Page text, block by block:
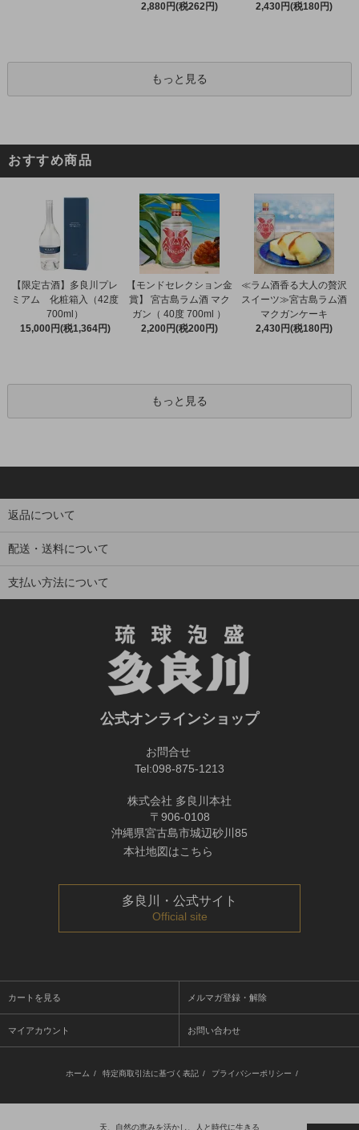
2,880円(税262円)
2,430円(税180円)
もっと見る
おすすめ商品
【限定古酒】多良川プレ
ミアム 化粧箱入（42度
700ml）
15,000円(税1,364円)
【モンドセレクション金
賞】 宮古島ラム酒 マク
ガン（ 40度 700ml ）
2,200円(税200円)
≪ラム酒香る大人の贅沢
スイーツ≫宮古島ラム酒
マクガンケーキ
2,430円(税180円)
もっと見る
返品について
配送・送料について
支払い方法について
公式オンラインショップ
お問合せ
Tel:098-875-1213
株式会社 多良川本社
〒906-0108
沖縄県宮古島市城辺砂川85
本社地図はこちら
多良川・公式サイト
Official site
カートを見る メルマガ登録・解除
マイアカウント お問い合わせ
ホーム / 特定商取引法に基づく表記 / プライバシーポリシー /
天、自然の恵みを活かし、人と時代に生きる